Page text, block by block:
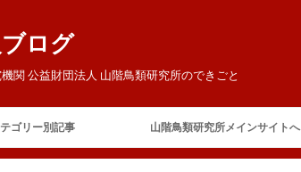
ログ
関 公益財団法人 山階鳥類研究所のできごと
コ
ン
テ
ン
ツ
ゴリー別記事 山階鳥類研究所メインサイトへ